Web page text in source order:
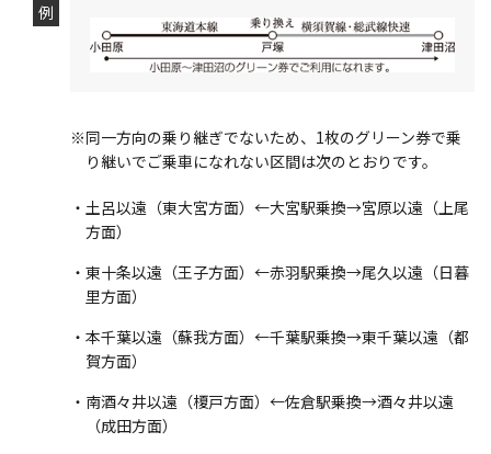
例
※同一方向の乗り継ぎでないため、1枚のグリーン券で乗
り継いでご乗車になれない区間は次のとおりです。
・土呂以遠（東大宮方面）←大宮駅乗換→宮原以遠（上尾
方面）
・東十条以遠（王子方面）←赤羽駅乗換→尾久以遠（日暮
里方面）
・本千葉以遠（蘇我方面）←千葉駅乗換→東千葉以遠（都
賀方面）
・南酒々井以遠（榎戸方面）←佐倉駅乗換→酒々井以遠
（成田方面）